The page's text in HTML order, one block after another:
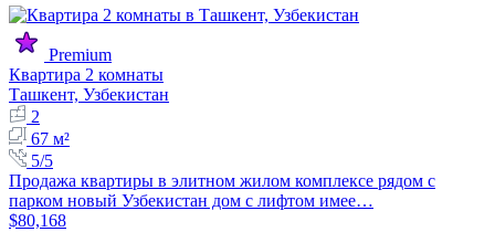
Premium
Квартира 2 комнаты
Ташкент, Узбекистан
2
67 м²
5/5
Продажа квартиры в элитном жилом комплексе рядом с
парком новый Узбекистан дом с лифтом имее…
$80,168